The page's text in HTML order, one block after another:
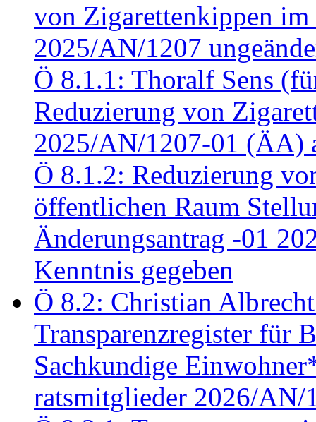
von Zigarettenkippen
2025/AN/1207
Ö 8.1.1: Thoralf Sens
Reduzierung von
2025/AN/1207-01 (ÄA)
Ö 8.1.2: Reduzierung
öffentlichen Raum
Änderungsantrag -01
Kenntnis gegeben
Ö 8.2: Christian
Transparenzregister für
Sachkundige
ratsmitglieder 2026/AN/